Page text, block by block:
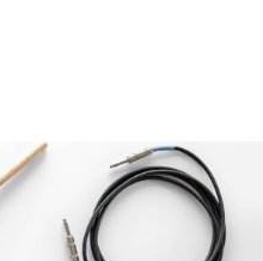
pour les traductions